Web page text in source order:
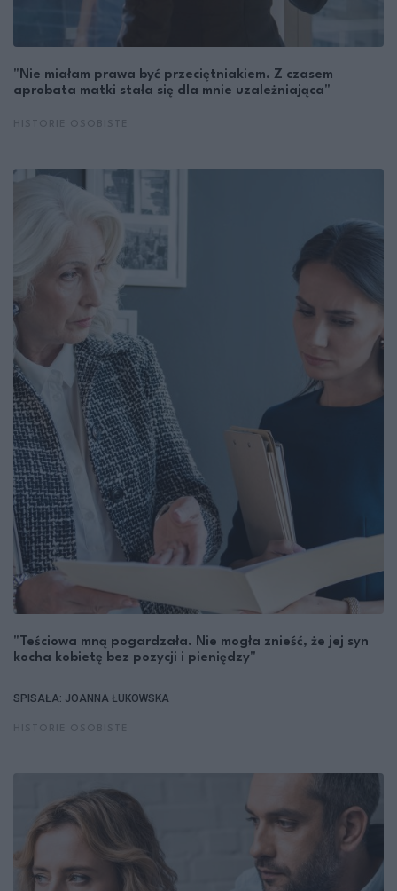
"Nie miałam prawa być przeciętniakiem. Z czasem
aprobata matki stała się dla mnie uzależniająca"
"Teściowa mną pogardzała. Nie mogła znieść, że jej syn
kocha kobietę bez pozycji i pieniędzy"
SPISAŁA: JOANNA ŁUKOWSKA